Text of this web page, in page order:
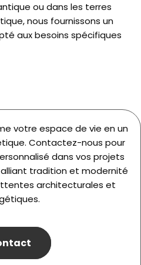
ou dans les terres
nous fournissons un
aux besoins spécifiques
votre espace de vie en un
Contactez-nous pour
dans vos projets
alliant tradition et modernité
architecturales et